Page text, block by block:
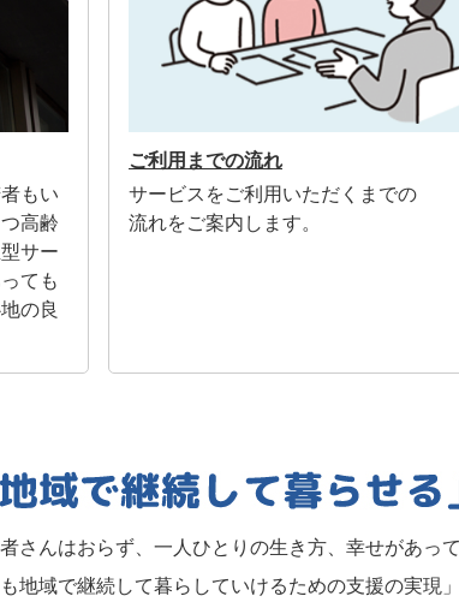
もい
高齢
サー
ても
の良
ご利用までの流れ
サービスをご利用いただくまでの
流れをご案内します。
さんはおらず、一人ひとりの生き方、幸せがあっ
地域で継続して暮らしていけるための支援の実現